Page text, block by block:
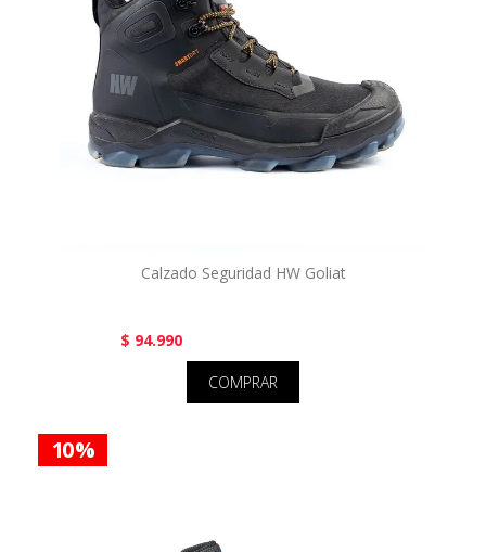
Calzado Seguridad HW Goliat
$ 94.990
COMPRAR
10 %